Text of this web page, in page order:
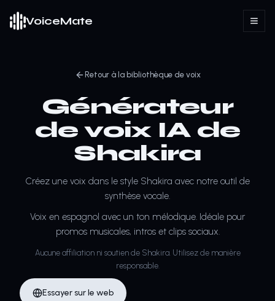
VoiceMate
Retour à la bibliothèque de voix
Générateur
de voix IA de
Shakira
Créez une voix dans le style Shakira avec notre outil de
synthèse vocale.
Voix en espagnol avec un ton mélodique. Idéale pour
promos musicales, intros et clips sociaux.
Aucune affiliation ni soutien de Shakira. Utilisez de manière
responsable.
Essayer sur le web